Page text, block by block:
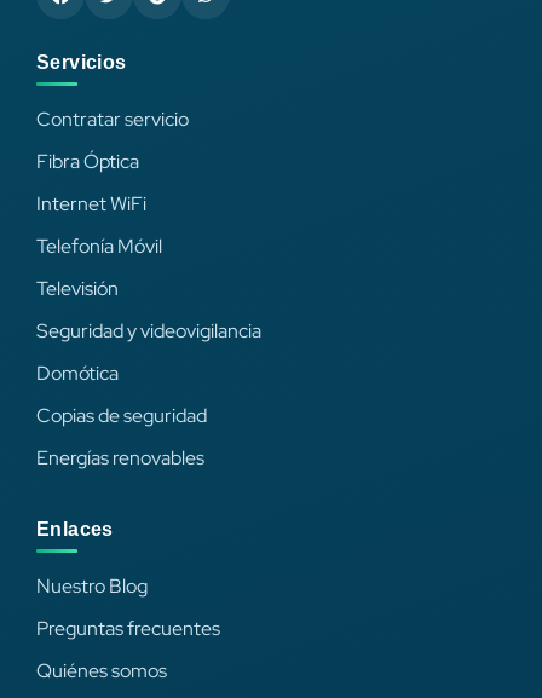
Servicios
Contratar servicio
Fibra Óptica
Internet WiFi
Telefonía Móvil
Televisión
Seguridad y videovigilancia
Domótica
Copias de seguridad
Energías renovables
Enlaces
Nuestro Blog
Preguntas frecuentes
Quiénes somos